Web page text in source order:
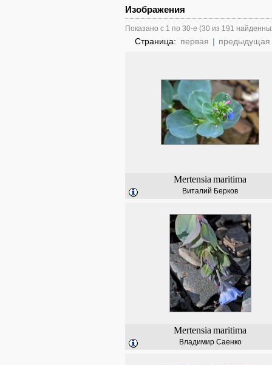
Изображения
Показано с 1 по 30-е (30 из 191
Страница: первая | предыдущая
Mertensia maritima
Виталий Берков
Mertensia maritima
Владимир Саенко